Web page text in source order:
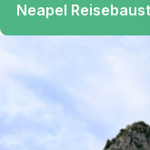
Neapel